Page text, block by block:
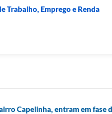
Trabalho, Emprego e Renda
Capelinha, entram em fase